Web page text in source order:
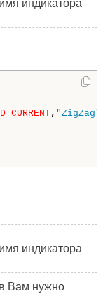
индикатора
, "ZigZag"
индикатора
Вам нужно